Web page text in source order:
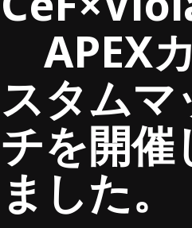
APEXカ
スタムマ
チを開催
ました。